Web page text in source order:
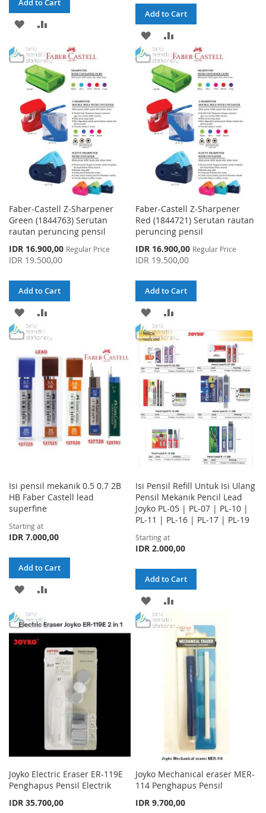
Add to Cart
ADD
WISH
LIST
COMPARE
Add to Cart
ADD
TO
WISH
LIST
TO
COMPARE
Faber-Castell Z-Sharpener
Green (1844763) Serutan
rautan peruncing pensil
Special
Price
IDR 16.900,00 Regular Price
IDR 19.500,00
Add to Cart
ADD
TO
WISH
LIST
COMPARE
Faber-Castell Z-Sharpener
Red (1844721) Serutan rautan
peruncing pensil
Special
Price
IDR 16.900,00 Regular Price
IDR 19.500,00
Add to Cart
ADD
TO
WISH
LIST
COMPARE
Isi pensil mekanik 0.5 0.7 2B
HB Faber Castell lead
superfine
Starting at
IDR 7.000,00
Add to Cart
ADD
WISHCOMPARE
Isi Pensil Refill Untuk Isi Ulang
Pensil Mekanik Pencil Lead
Joyko PL-05 | PL-07 | PL-10 |
PL-11 | PL-16 | PL-17 | PL-19
Starting at
IDR 2.000,00
Add to Cart
ADD
TO
COMPARE
Joyko Electric Eraser ER-119E
Penghapus Pensil Electrik
IDR 35.700,00
Joyko Mechanical eraser MER-
114 Penghapus Pensil
IDR 9.700,00